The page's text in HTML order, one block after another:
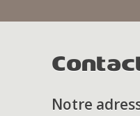
Notre